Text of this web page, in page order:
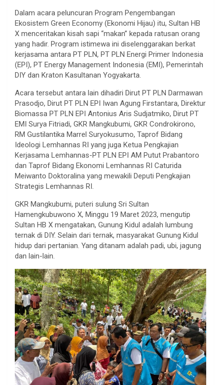
Dalam acara peluncuran Program Pengembangan
Ekosistem Green Economy (Ekonomi Hijau) itu, Sultan HB
X menceritakan kisah sapi “makan” kepada ratusan orang
yang hadir. Program istimewa ini diselenggarakan berkat
kerjasama antara PT PLN, PT PLN Energi Primer Indonesia
(EPI), PT Energy Management Indonesia (EMI), Pemerintah
DIY dan Kraton Kasultanan Yogyakarta.
Acara tersebut antara lain dihadiri Dirut PT PLN Darmawan
Prasodjo, Dirut PT PLN EPI Iwan Agung Firstantara, Direktur
Biomassa PT PLN EPI Antonius Aris Sudjatmiko, Dirut PT
EMI Surya Fitriadi, GKR Mangkubumi, GKR Condrokirono,
RM Gustilantika Marrel Suryokusumo, Taprof Bidang
Ideologi Lemhannas RI yang juga Ketua Pengkajian
Kerjasama Lemhannas-PT PLN EPI AM Putut Prabantoro
dan Taprof Bidang Ekonomi Lemhannas RI Caturida
Meiwanto Doktoralina yang mewakili Deputi Pengkajian
Strategis Lemhannas RI.
GKR Mangkubumi, puteri sulung Sri Sultan
Hamengkubuwono X, Minggu 19 Maret 2023, mengutip
Sultan HB X mengatakan, Gunung Kidul adalah lumbung
ternak di DIY. Selain dari ternak, masyarakat Gunung Kidul
hidup dari pertanian. Yang ditanam adalah padi, ubi, jagung
dan lain-lain.